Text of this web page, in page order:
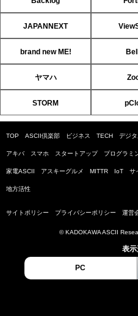
JAPANNEXT
brand new ME!
ヤマハ
STORM
TOP ASCII倶楽部 ビジネス TECH デジ
アキバ スマホ スタートアップ プログラミ
家電ASCII アスキーグルメ MITTR IoT サ
地方活性
サイトポリシー プライバシーポリシー 運営
© KADOKAWA ASCII
表
PC